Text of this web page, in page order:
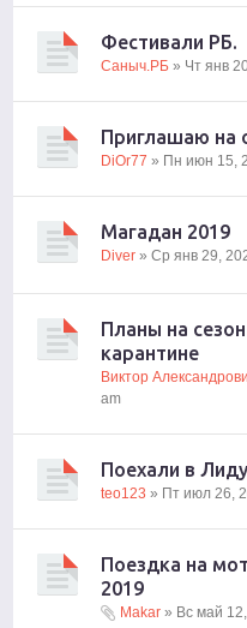
Фестивали РБ.
Саныч.РБ » Чт янв
Приглашаю на
DiOr77 » Пн июн 15,
Магадан 2019
Diver » Ср янв 29,
Планы на
карантине
Виктор
am
Поехали в
teo123 » Пт июл 26,
Поездка на
2019
Makar » Вс май